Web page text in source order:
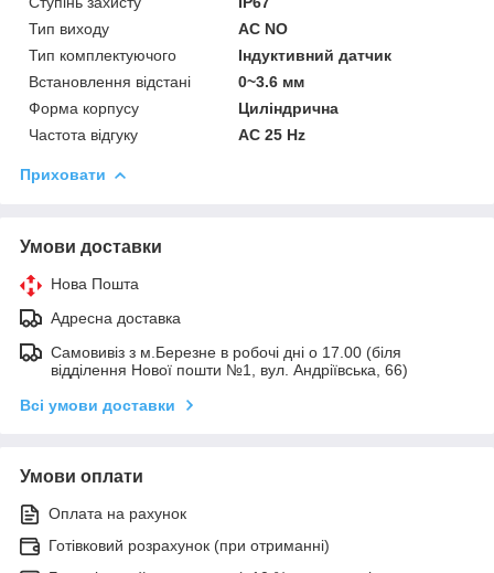
Тип виходу
AC NO
Тип комплектуючого
Індуктивний датчик
Встановлення відстані
0~3.6 мм
Форма корпусу
Циліндрична
Частота відгуку
AC 25 Hz
Приховати
Умови доставки
Нова Пошта
Адресна доставка
Самовивіз з м.Березне в робочі дні о 17.00 (біля
відділення Нової пошти №1, вул. Андріївська, 66)
Всі умови доставки
Умови оплати
Оплата на рахунок
Готівковий розрахунок (при отриманні)